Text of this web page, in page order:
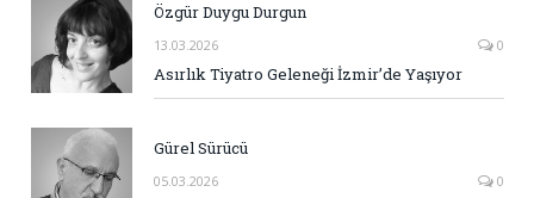
Özgür Duygu Durgun
13.03.2026 0
Asırlık Tiyatro Geleneği İzmir’de Yaşıyor
Gürel Sürücü
05.03.2026 0